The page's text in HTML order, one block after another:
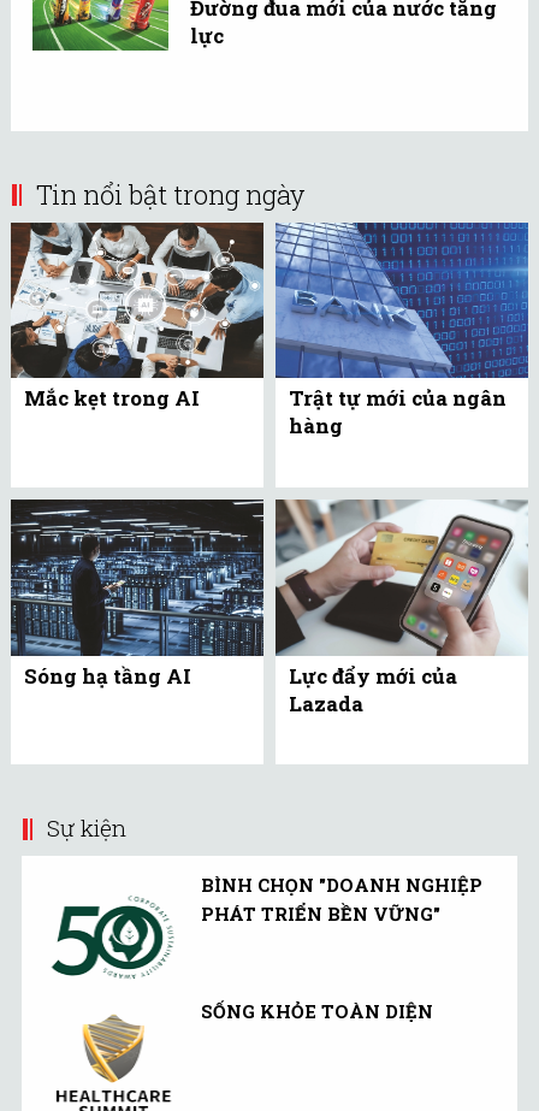
Đường đua mới của nước tăng
lực
Tin nổi bật trong ngày
Mắc kẹt trong AI
Trật tự mới của ngân
hàng
Sóng hạ tầng AI
Lực đẩy mới của
Lazada
Sự kiện
BÌNH CHỌN "DOANH NGHIỆP
PHÁT TRIỂN BỀN VỮNG"
SỐNG KHỎE TOÀN DIỆN